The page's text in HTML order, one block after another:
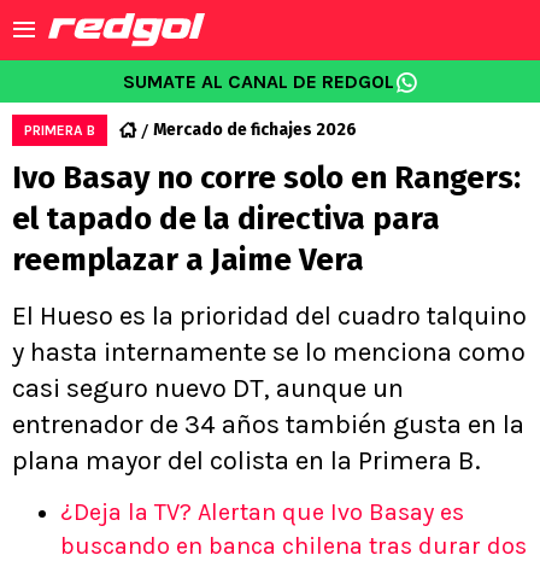
SUMATE AL CANAL DE REDGOL
PRIMERA B Mercado de fichajes 2026
Ivo Basay no corre solo en Rangers:
el tapado de la directiva para
reemplazar a Jaime Vera
El Hueso es la prioridad del cuadro talquino
y hasta internamente se lo menciona como
casi seguro nuevo DT, aunque un
entrenador de 34 años también gusta en la
plana mayor del colista en la Primera B.
¿Deja la TV? Alertan que Ivo Basay es
buscando en banca chilena tras durar dos